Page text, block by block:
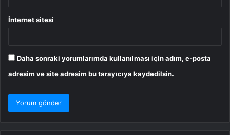
İnternet sitesi
Daha sonraki yorumlarımda kullanılması için adım, e-posta
adresim ve site adresim bu tarayıcıya kaydedilsin.